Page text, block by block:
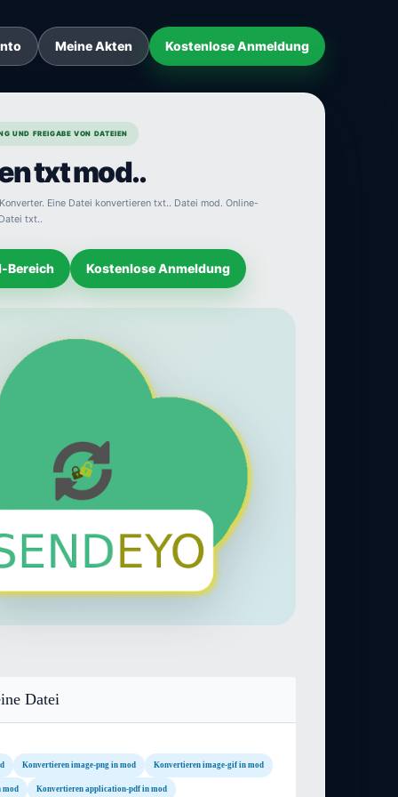
Meine Akten Kostenlose Anmeldung
UND FREIGABE VON DATEIEN
txt mod..
Eine Datei konvertieren txt.. Datei mod. Online-
txt..
Bereich Kostenlose Anmeldung
Datei
Konvertieren image-png in mod Konvertieren image-gif in mod
mod Konvertieren application-pdf in mod